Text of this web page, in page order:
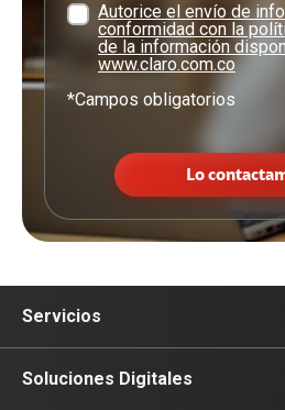
Autorice el envío de
conformidad con la
de la información
www.claro.com.co
*Campos obligatorios
Lo
Servicios
Conectividad
Soluciones Digitales